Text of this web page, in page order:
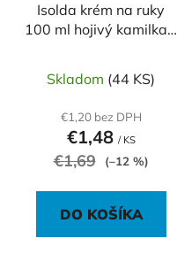
Isolda krém na ruky
100 ml hojivý kamilka s
Skladom (44 KS)
€1,20 bez DPH
€1,48 / KS
€1,69 (–12 %)
DO KOŠÍKA